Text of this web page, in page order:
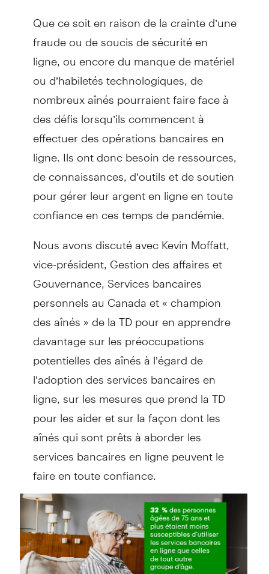
Que ce soit en raison de la crainte d’une
fraude ou de soucis de sécurité en
ligne, ou encore du manque de matériel
ou d’habiletés technologiques, de
nombreux aînés pourraient faire face à
des défis lorsqu’ils commencent à
effectuer des opérations bancaires en
ligne. Ils ont donc besoin de ressources,
de connaissances, d’outils et de soutien
pour gérer leur argent en ligne en toute
confiance en ces temps de pandémie.
Nous avons discuté avec Kevin Moffatt,
vice-président, Gestion des affaires et
Gouvernance, Services bancaires
personnels au Canada et « champion
des aînés » de la TD pour en apprendre
davantage sur les préoccupations
potentielles des aînés à l’égard de
l’adoption des services bancaires en
ligne, sur les mesures que prend la TD
pour les aider et sur la façon dont les
aînés qui sont prêts à aborder les
services bancaires en ligne peuvent le
faire en toute confiance.